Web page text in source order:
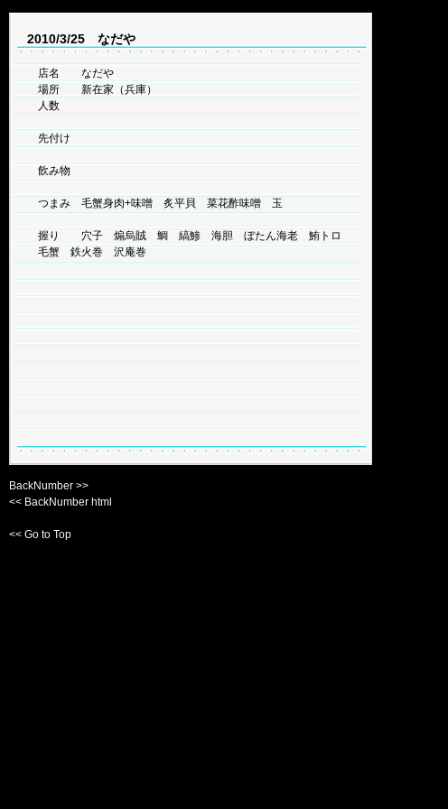
2010/3/25 なだや
店名 なだや
場所 新在家（兵庫）
人数
先付け
飲み物
つまみ 毛蟹身肉+味噌 炙平貝 菜花酢味噌 玉
握り 穴子 煽烏賊 鯛 縞鯵 海胆 ぼたん海老 鮪トロ
毛蟹 鉄火巻 沢庵巻
BackNumber >>
<< BackNumber html
<< Go to Top